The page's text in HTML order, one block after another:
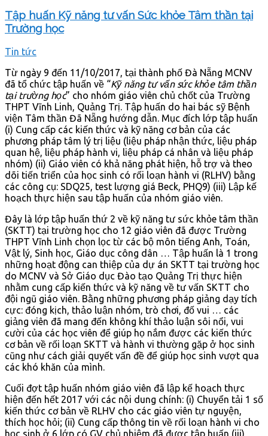
Tập huấn Kỹ năng tư vấn Sức khỏe Tâm thần tại
Trường học
Tin tức
Từ ngày 9 đến 11/10/2017, tại thành phố Đà Nẵng MCNV
đã tổ chức tập huấn về “Kỹ năng tư vấn sức khỏe tâm thần
tại trường học” cho nhóm giáo viên chủ chốt của Trường
THPT Vĩnh Linh, Quảng Trị. Tập huấn do hai bác sỹ Bệnh
viện Tâm thần Đã Nẵng hướng dẫn. Mục đích lớp tập huấn
(i) Cung cấp các kiến thức và kỹ năng cơ bản của các
phương pháp tâm lý trị liệu (liệu pháp nhận thức, liệu pháp
quan hệ, liệu pháp hành vi, liệu pháp cá nhân và liệu pháp
nhóm) (ii) Giáo viên có khả năng phát hiện, hỗ trợ và theo
dõi tiến triển của học sinh có rối loạn hành vi (RLHV) bằng
các công cụ: SDQ25, test lượng giá Beck, PHQ9) (iii) Lập kế
hoạch thực hiện sau tập huấn của nhóm giáo viên.
Đây là lớp tập huấn thứ 2 về kỹ năng tư sức khỏe tâm thần
(SKTT) tại trường học cho 12 giáo viên đã được Trường
THPT Vĩnh Linh chọn lọc từ các bộ môn tiếng Anh, Toán,
Vật lý, Sinh học, Giáo dục công dân … Tập huấn là 1 trong
những hoạt động can thiệp của dự án SKTT tại trường học
do MCNV và Sở Giáo dục Đào tạo Quảng Trị thực hiện
nhằm cung cấp kiến thức và kỹ năng về tư vấn SKTT cho
đội ngũ giáo viên. Bằng những phương pháp giảng dạy tích
cực: đóng kịch, thảo luận nhóm, trò chơi, đố vui … các
giảng viên đã mang đến không khí thảo luận sôi nổi, vui
cười của các học viên để giúp họ nắm được các kiến thức
cơ bản về rối loạn SKTT và hành vi thường gặp ở học sinh
cũng như cách giải quyết vấn đề để giúp học sinh vượt qua
các khó khăn của mình.
Cuối đợt tập huấn nhóm giáo viên đã lập kế hoạch thực
hiện đến hết 2017 với các nội dung chính: (i) Chuyển tải 1 số
kiến thức cơ bản về RLHV cho các giáo viên tự nguyện,
thích học hỏi; (ii) Cung cấp thông tin về rối loạn hành vi cho
học sinh ở 6 lớp có GV chủ nhiệm đã được tập huấn (iii)